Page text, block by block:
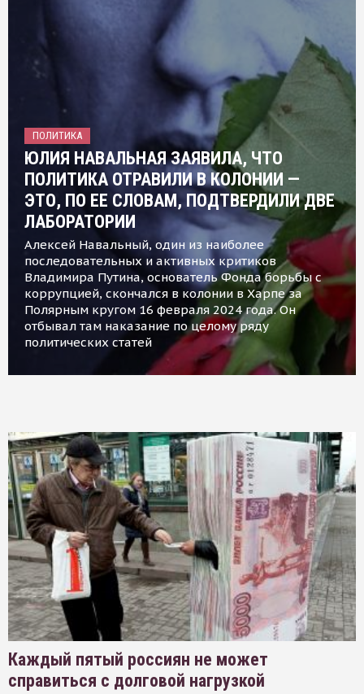
ПОЛИТИКА
ЮЛИЯ НАВАЛЬНАЯ ЗАЯВИЛА, ЧТО
ПОЛИТИКА ОТРАВИЛИ В КОЛОНИИ —
ЭТО, ПО ЕЕ СЛОВАМ, ПОДТВЕРДИЛИ ДВЕ
ЛАБОРАТОРИИ
Алексей Навальный, один из наиболее
последовательных и активных критиков
Владимира Путина, основатель Фонда борьбы с
коррупцией, скончался в колонии в Харпе за
Полярным кругом 16 февраля 2024 года. Он
отбывал там наказание по целому ряду
политических статей
Каждый пятый россиян не может
справиться с долговой нагрузкой